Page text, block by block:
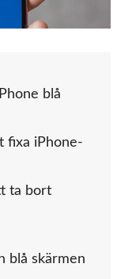
blå
fixa iPhone-
ta bort
blå skärmen